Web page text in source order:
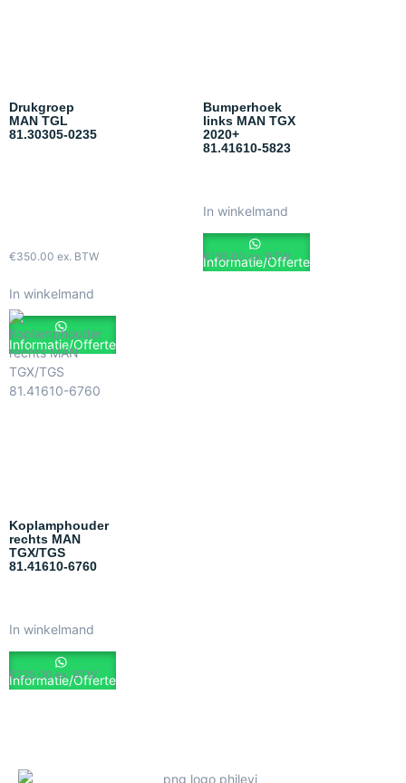
Drukgroep
MAN TGL
81.30305-0235
€350.00 ex. BTW
In winkelmand
Informatie/Offerte
Bumperhoek
links MAN TGX
2020+
81.41610-5823
€185.00 ex. BTW
In winkelmand
Informatie/Offerte
Koplamphouder
rechts MAN
TGX/TGS
81.41610-6760
€225.00 ex. BTW
In winkelmand
Informatie/Offerte